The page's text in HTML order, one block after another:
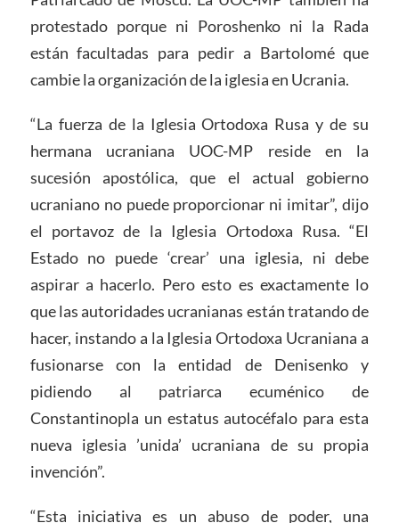
protestado porque ni Poroshenko ni la Rada
están facultadas para pedir a Bartolomé que
cambie la organización de la iglesia en Ucrania.
“La fuerza de la Iglesia Ortodoxa Rusa y de su
hermana ucraniana UOC-MP reside en la
sucesión apostólica, que el actual gobierno
ucraniano no puede proporcionar ni imitar”, dijo
el portavoz de la Iglesia Ortodoxa Rusa. “El
Estado no puede ‘crear’ una iglesia, ni debe
aspirar a hacerlo. Pero esto es exactamente lo
que las autoridades ucranianas están tratando de
hacer, instando a la Iglesia Ortodoxa Ucraniana a
fusionarse con la entidad de Denisenko y
pidiendo al patriarca ecuménico de
Constantinopla un estatus autocéfalo para esta
nueva iglesia ’unida’ ucraniana de su propia
invención”.
“Esta iniciativa es un abuso de poder, una